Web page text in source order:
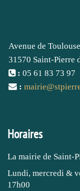
Avenue de Toulouse
31570 Saint-Pierre
: 05 61 83 73 97
: mairie@
Horaires
La mairie de Saint-
Lundi, mercredi &
17h00